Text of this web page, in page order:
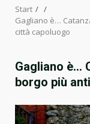
Start
Gagliano è…
città capoluogo
Gagliano è…
borgo più